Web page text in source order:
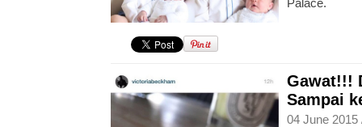
Gawat!!!
Sampai
04 June